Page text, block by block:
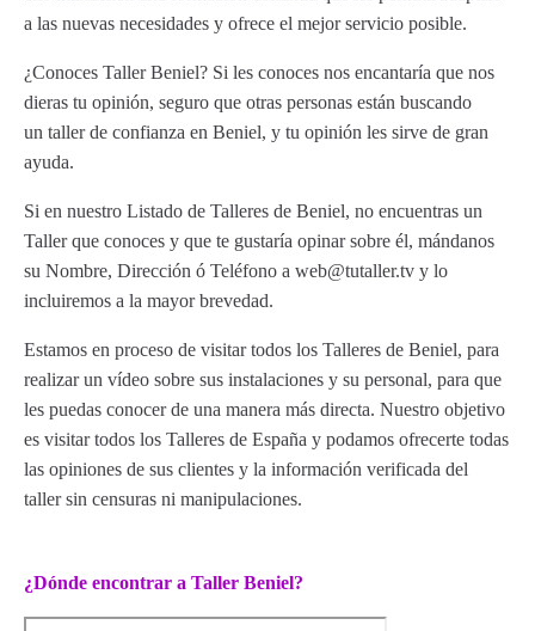
a las nuevas necesidades y ofrece el mejor servicio posible.
¿Conoces Taller Beniel? Si les conoces nos encantaría que nos
dieras tu opinión, seguro que otras personas están buscando
un taller de confianza en Beniel, y tu opinión les sirve de gran
ayuda.
Si en nuestro Listado de Talleres de Beniel, no encuentras un
Taller que conoces y que te gustaría opinar sobre él, mándanos
su Nombre, Dirección ó Teléfono a web@tutaller.tv y lo
incluiremos a la mayor brevedad.
Estamos en proceso de visitar todos los Talleres de Beniel, para
realizar un vídeo sobre sus instalaciones y su personal, para que
les puedas conocer de una manera más directa. Nuestro objetivo
es visitar todos los Talleres de España y podamos ofrecerte todas
las opiniones de sus clientes y la información verificada del
taller sin censuras ni manipulaciones.
¿Dónde encontrar a Taller Beniel?